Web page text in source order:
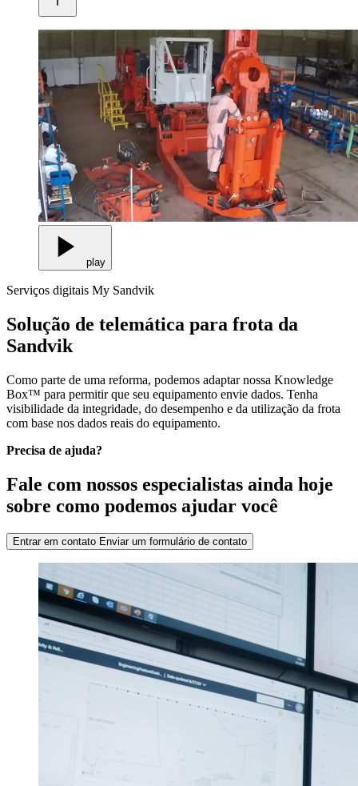
play
Serviços digitais My Sandvik
Solução de telemática para frota da
Sandvik
Como parte de uma reforma, podemos adaptar nossa Knowledge
Box™ para permitir que seu equipamento envie dados. Tenha
visibilidade da integridade, do desempenho e da utilização da frota
com base nos dados reais do equipamento.
Precisa de ajuda?
Fale com nossos especialistas ainda hoje
sobre como podemos ajudar você
Entrar em contato Enviar um formulário de contato